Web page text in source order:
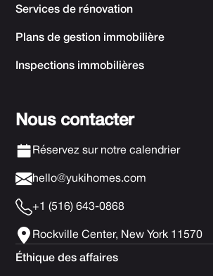
Services de rénovation
Plans de gestion immobilière
Inspections immobilières
Nous contacter
Réservez sur notre calendrier
hello@yukihomes.com
+1 (516) 643-0868
Rockville Center, New York 11570
Éthique des affaires